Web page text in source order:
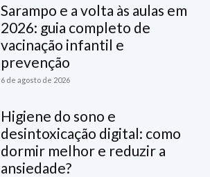
Sarampo e a volta às aulas em
2026: guia completo de
vacinação infantil e
prevenção
6 de agosto de 2026
Higiene do sono e
desintoxicação digital: como
dormir melhor e reduzir a
ansiedade?